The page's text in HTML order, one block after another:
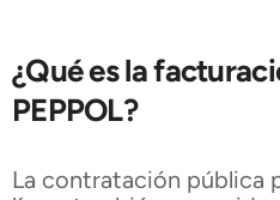
¿Qué es la
PEPPOL?
La contratación pública